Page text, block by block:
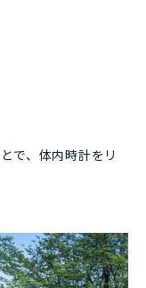
で、体内時計をリ